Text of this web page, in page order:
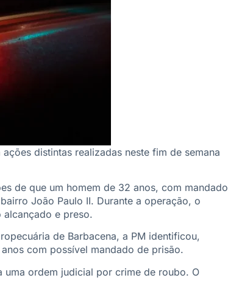
distintas realizadas neste fim de semana
de que um homem de 32 anos, com mandado
João Paulo II. Durante a operação, o
alcançado e preso.
de Barbacena, a PM identificou,
com possível mandado de prisão.
ordem judicial por crime de roubo. O